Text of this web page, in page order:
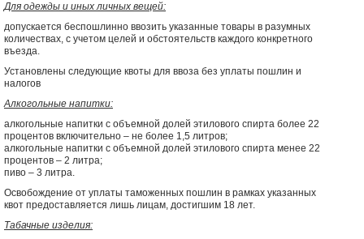
Для одежды и иных личных вещей:
допускается беспошлинно ввозить указанные товары в разумных
количествах, с учетом целей и обстоятельств каждого конкретного
въезда.
Установлены следующие квоты для ввоза без уплаты пошлин и
налогов
Алкогольные напитки:
алкогольные напитки с объемной долей этилового спирта более 22
процентов включительно – не более 1,5 литров;
алкогольные напитки с объемной долей этилового спирта менее 22
процентов – 2 литра;
пиво – 3 литра.
Освобождение от уплаты таможенных пошлин в рамках указанных
квот предоставляется лишь лицам, достигшим 18 лет.
Табачные изделия: